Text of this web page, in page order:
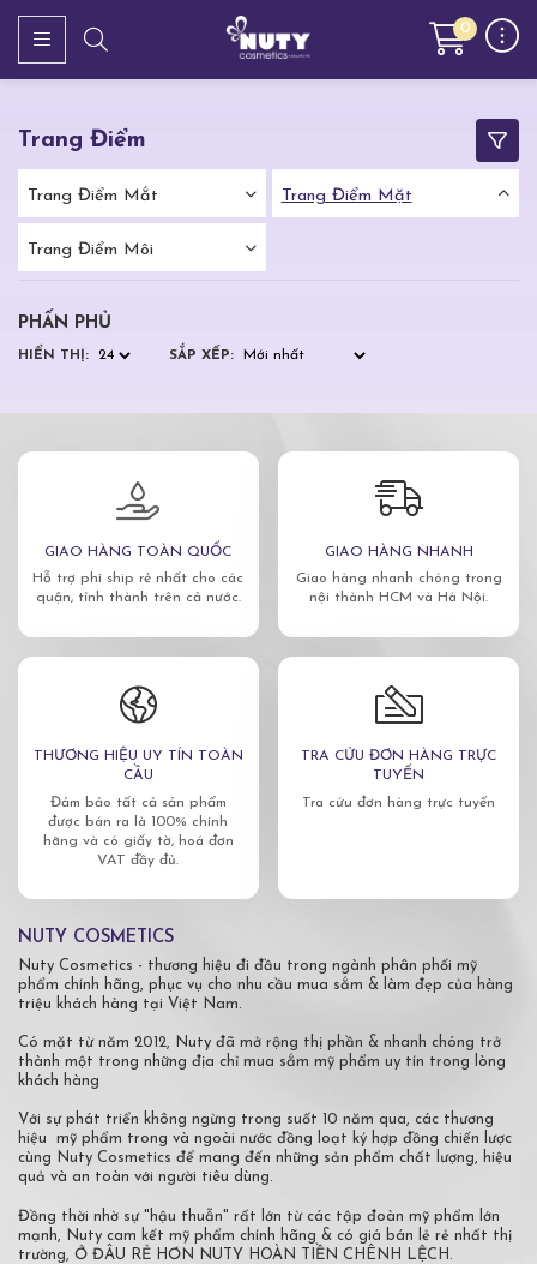
0
Trang Điểm
Trang Điểm Mắt Trang Điểm Mặt
Trang Điểm Môi
PHẤN PHỦ
HIỂN THỊ: SẮP XẾP:
GIAO HÀNG TOÀN QUỐC
Hỗ trợ phí ship rẻ nhất cho các
quận, tỉnh thành trên cả nước.
GIAO HÀNG NHANH
Giao hàng nhanh chóng trong
nội thành HCM và Hà Nội.
THƯƠNG HIỆU UY TÍN TOÀN
CẦU
Đảm bảo tất cả sản phẩm
được bán ra là 100% chính
hãng và có giấy tờ, hoá đơn
VAT đầy đủ.
TRA CỨU ĐƠN HÀNG TRỰC
TUYẾN
Tra cứu đơn hàng trực tuyến
NUTY COSMETICS
Nuty Cosmetics - thương hiệu đi đầu trong ngành phân phối mỹ
phẩm chính hãng, phục vụ cho nhu cầu mua sắm & làm đẹp của hàng
triệu khách hàng tại Việt Nam.
Có mặt từ năm 2012, Nuty đã mở rộng thị phần & nhanh chóng trở
thành một trong những địa chỉ mua sắm mỹ phẩm uy tín trong lòng
khách hàng
Với sự phát triển không ngừng trong suốt 10 năm qua, các thương
hiệu mỹ phẩm trong và ngoài nước đồng loạt ký hợp đồng chiến lược
cùng Nuty Cosmetics để mang đến những sản phẩm chất lượng, hiệu
quả và an toàn với người tiêu dùng.
Đồng thời nhờ sự "hậu thuẫn" rất lớn từ các tập đoàn mỹ phẩm lớn
mạnh, Nuty cam kết mỹ phẩm chính hãng & có giá bán lẻ rẻ nhất thị
trường, Ở ĐÂU RẺ HƠN NUTY HOÀN TIỀN CHÊNH LỆCH.